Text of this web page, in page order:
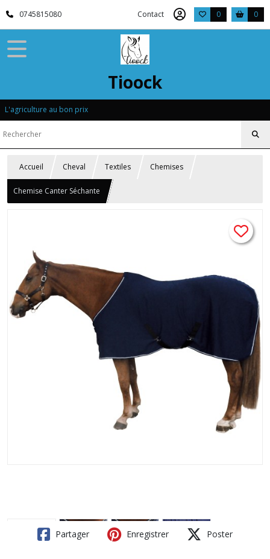
0745815080 Contact 0 0
Tioock
L'agriculture au bon prix
Accueil Cheval Textiles Chemises
Chemise Canter Séchante
Partager Enregistrer Poster